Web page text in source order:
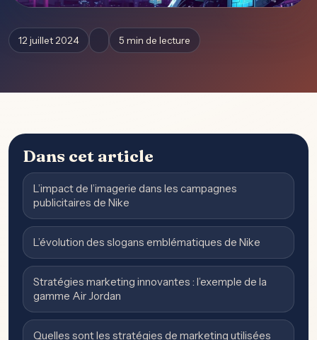
12 juillet 2024 5 min de lecture
Dans cet article
L’impact de l’imagerie dans les campagnes
publicitaires de Nike
L’évolution des slogans emblématiques de Nike
Stratégies marketing innovantes : l’exemple de la
gamme Air Jordan
Quelles sont les stratégies de marketing utilisées